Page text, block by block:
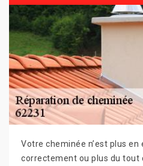
Votre cheminée n’est plus
correctement ou plus du tout